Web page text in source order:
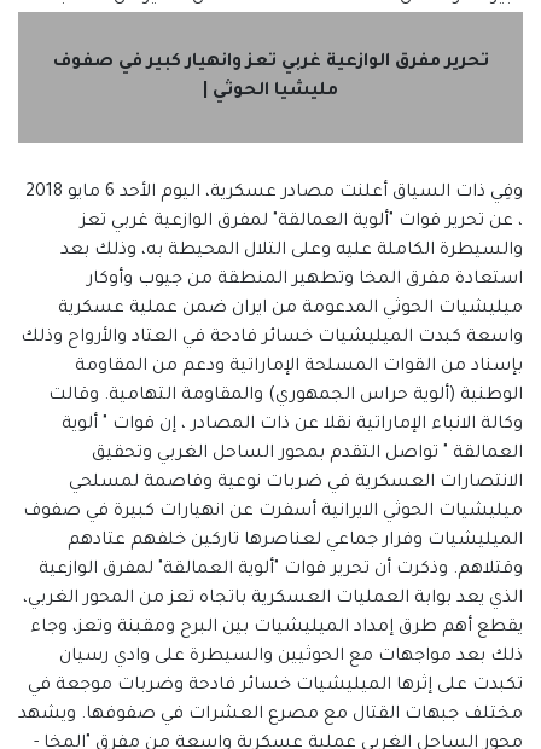
تحرير مفرق الوازعية غربي تعز وانهيار كبير في صفوف
مليشيا الحوثي |
وفِي ذات السياق أعلنت مصادر عسكرية، اليوم الأحد 6 مايو 2018
، عن تحرير قوات "ألوية العمالقة" لمفرق الوازعية غربي تعز
والسيطرة الكاملة عليه وعلى التلال المحيطة به، وذلك بعد
استعادة مفرق المخا وتطهير المنطقة من جيوب وأوكار
ميليشيات الحوثي المدعومة من ايران ضمن عملية عسكرية
واسعة كبدت الميليشيات خسائر فادحة في العتاد والأرواح وذلك
بإسناد من القوات المسلحة الإماراتية ودعم من المقاومة
الوطنية (ألوية حراس الجمهوري) والمقاومة التهامية. وقالت
وكالة الانباء الإماراتية نقلا عن ذات المصادر ، إن قوات " ألوية
العمالقة " تواصل التقدم بمحور الساحل الغربي وتحقيق
الانتصارات العسكرية في ضربات نوعية وقاصمة لمسلحي
ميليشيات الحوثي الايرانية أسفرت عن انهيارات كبيرة في صفوف
الميليشيات وفرار جماعي لعناصرها تاركين خلفهم عتادهم
وقتلاهم. وذكرت أن تحرير قوات "ألوية العمالقة" لمفرق الوازعية
الذي يعد بوابة العمليات العسكرية باتجاه تعز من المحور الغربي،
يقطع أهم طرق إمداد الميليشيات بين البرح ومقبنة وتعز، وجاء
ذلك بعد مواجهات مع الحوثيين والسيطرة على وادي رسيان
تكبدت على إثرها الميليشيات خسائر فادحة وضربات موجعة في
مختلف جبهات القتال مع مصرع العشرات في صفوفها. ويشهد
محور الساحل الغربي عملية عسكرية واسعة من مفرق "المخا -